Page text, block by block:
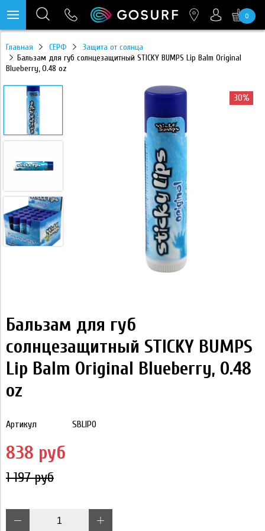
0
Главная СЕРФ
Защита от солнца
Бальзам для губ солнцезащитный STICKY BUMPS Lip Balm Original
Blueberry, 0.48 oz
30%
Бальзам для губ
солнцезащитный STICKY BUMPS
Lip Balm Original Blueberry, 0.48
oz
Артикул SBLIPO
838 руб
1 197 руб
https://mc.yandex.ru/pixel/28467905289433451?rnd=%aw_random%